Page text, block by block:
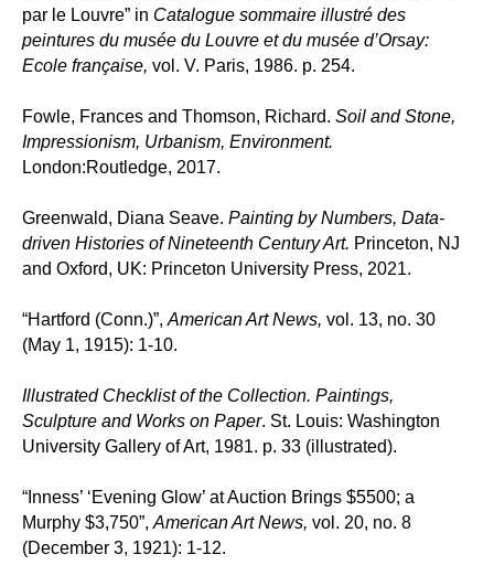
par le Louvre” in Catalogue sommaire illustré des
peintures du musée du Louvre et du musée d’Orsay:
Ecole française, vol. V. Paris, 1986. p. 254.
Fowle, Frances and Thomson, Richard. Soil and Stone,
Impressionism, Urbanism, Environment.
London:Routledge, 2017.
Greenwald, Diana Seave. Painting by Numbers, Data-
driven Histories of Nineteenth Century Art. Princeton, NJ
and Oxford, UK: Princeton University Press, 2021.
“Hartford (Conn.)”, American Art News, vol. 13, no. 30
(May 1, 1915): 1-10.
Illustrated Checklist of the Collection. Paintings,
Sculpture and Works on Paper. St. Louis: Washington
University Gallery of Art, 1981. p. 33 (illustrated).
“Inness’ ‘Evening Glow’ at Auction Brings $5500; a
Murphy $3,750”, American Art News, vol. 20, no. 8
(December 3, 1921): 1-12.